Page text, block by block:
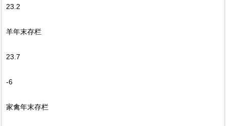
23.2
羊年末存栏
23.7
-6
家禽年末存栏